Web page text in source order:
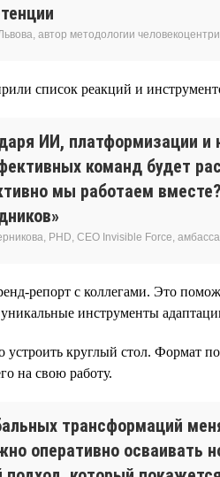
автор методологии
список реакций и
ИИ, платформизации
команд будет
мы работаем
PHD, CEO Invisible Force,
репорт с коллегами. Это
инструменты
круглый стол. Формат
на свою работу.
трансформаций
оперативно осваивать